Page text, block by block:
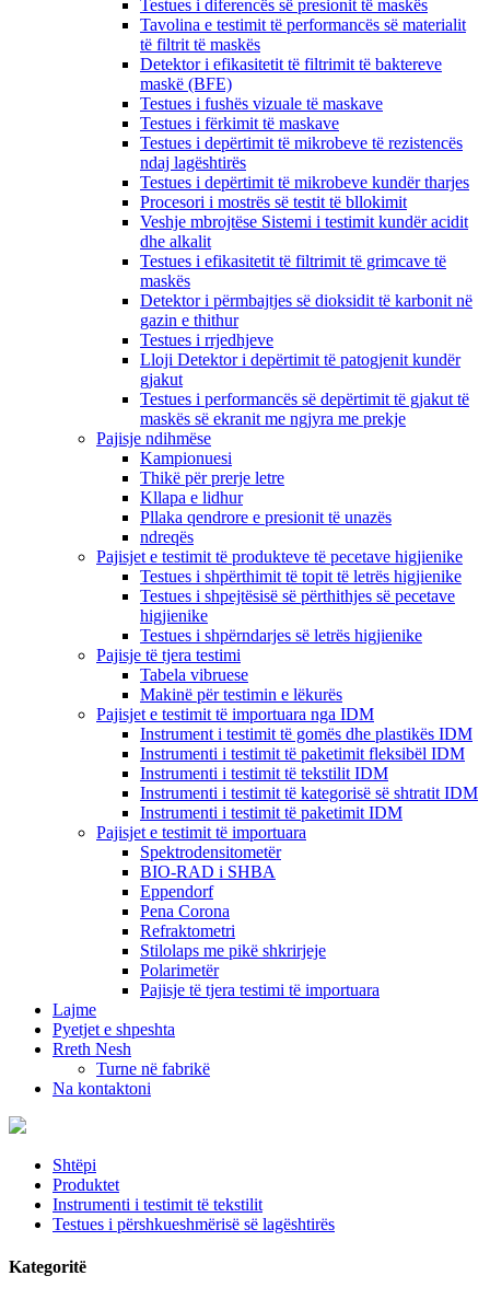
Testues i diferencës së presionit të maskës
Tavolina e testimit të performancës së materialit
të filtrit të maskës
Detektor i efikasitetit të filtrimit të baktereve
maskë (BFE)
Testues i fushës vizuale të maskave
Testues i fërkimit të maskave
Testues i depërtimit të mikrobeve të rezistencës
ndaj lagështirës
Testues i depërtimit të mikrobeve kundër tharjes
Procesori i mostrës së testit të bllokimit
Veshje mbrojtëse Sistemi i testimit kundër acidit
dhe alkalit
Testues i efikasitetit të filtrimit të grimcave të
maskës
Detektor i përmbajtjes së dioksidit të karbonit në
gazin e thithur
Testues i rrjedhjeve
Lloji Detektor i depërtimit të patogjenit kundër
gjakut
Testues i performancës së depërtimit të gjakut të
maskës së ekranit me ngjyra me prekje
Pajisje ndihmëse
Kampionuesi
Thikë për prerje letre
Kllapa e lidhur
Pllaka qendrore e presionit të unazës
ndreqës
Pajisjet e testimit të produkteve të pecetave higjienike
Testues i shpërthimit të topit të letrës higjienike
Testues i shpejtësisë së përthithjes së pecetave
higjienike
Testues i shpërndarjes së letrës higjienike
Pajisje të tjera testimi
Tabela vibruese
Makinë për testimin e lëkurës
Pajisjet e testimit të importuara nga IDM
Instrument i testimit të gomës dhe plastikës IDM
Instrumenti i testimit të paketimit fleksibël IDM
Instrumenti i testimit të tekstilit IDM
Instrumenti i testimit të kategorisë së shtratit IDM
Instrumenti i testimit të paketimit IDM
Pajisjet e testimit të importuara
Spektrodensitometër
BIO-RAD i SHBA
Eppendorf
Pena Corona
Refraktometri
Stilolaps me pikë shkrirjeje
Polarimetër
Pajisje të tjera testimi të importuara
Lajme
Pyetjet e shpeshta
Rreth Nesh
Turne në fabrikë
Na kontaktoni
Shtëpi
Produktet
Instrumenti i testimit të tekstilit
Testues i përshkueshmërisë së lagështirës
Kategoritë